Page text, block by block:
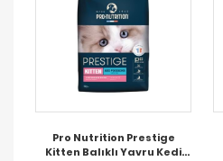
Pro Nutrition Prestige
Kitten Balıklı Yavru Kedi